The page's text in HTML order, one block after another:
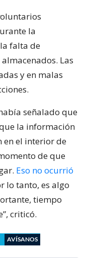
la
falta de
Las
y en malas
señalado que
la información
en el interior de
de que
Eso no ocurrió
lo tanto, es algo
tiempo
criticó.
AVÍSANOS